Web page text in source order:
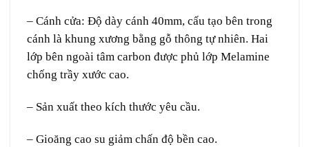
– Cánh cửa: Độ dày cánh 40mm, cấu tạo bên trong
cánh là khung xương bằng gỗ thông tự nhiên. Hai
lớp bên ngoài tâm carbon được phủ lớp Melamine
chống trầy xước cao.
– Sản xuất theo kích thước yêu cầu.
– Gioăng cao su giảm chấn độ bền cao.